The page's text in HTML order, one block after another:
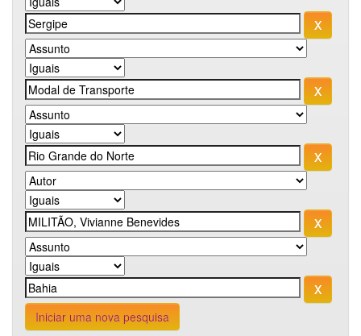
Iniciar uma nova pesquisa